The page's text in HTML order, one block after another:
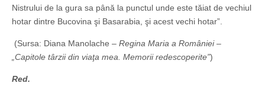
Nistrului de la gura sa până la punctul unde este tăiat de vechiul
hotar dintre Bucovina şi Basarabia, şi acest vechi hotar”.
(Sursa: Diana Manolache – Regina Maria a României –
„Capitole târzii din viaţa mea. Memorii redescoperite”)
Red.